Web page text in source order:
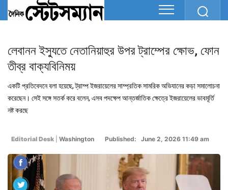
লেবানন ইস্যুতে নেতানিয়াহুর উপর ট্রাম্পের ক্ষোভ, ফোন
তীব্র বাক্যবিনিময়
একটি প্রতিবেদনে বলা হয়েছে, ট্রাম্প ইজরায়েলের সাম্প্রতিক সামরিক অভিযানের কড়া সমালোচনা
করেছেন। সেই সঙ্গে সতর্ক করে বলেন, এসব পদক্ষেপ আন্তর্জাতিক ক্ষেত্রে ইজরায়েলের ভাবমূর্তি
নষ্ট করছে
Editorial Desk Washington Published: June 2, 2026 11:49 am